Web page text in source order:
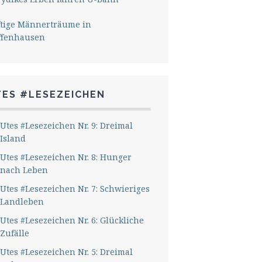
Männerträume in
#LESEZEICHEN
Utes #Lesezeichen Nr. 9: Dreimal
Island
Utes #Lesezeichen Nr. 8: Hunger
nach Leben
Utes #Lesezeichen Nr. 7: Schwieriges
Landleben
Utes #Lesezeichen Nr. 6: Glückliche
Zufälle
Utes #Lesezeichen Nr. 5: Dreimal